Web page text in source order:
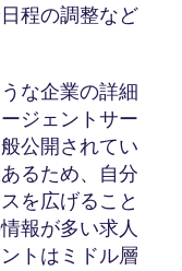
程の調整など
な企業の詳細
ジェントサー
公開されてい
るため、自分
を広げること
報が多い求人
トはミドル層